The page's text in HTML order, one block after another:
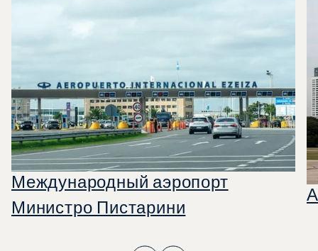
Международный аэропорт
Министро Пистарини